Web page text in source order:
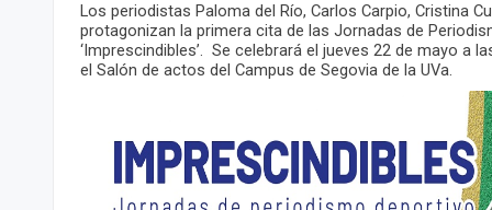
Los periodistas Paloma del Río, Carlos Carpio, Cristina
protagonizan la primera cita de las Jornadas de
‘Imprescindibles’. Se celebrará el jueves 22 de mayo a
el Salón de actos del Campus de Segovia de la UVa.